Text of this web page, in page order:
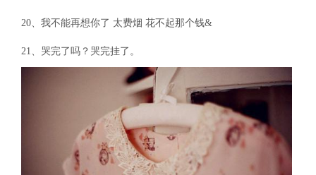
20、我不能再想你了 太费烟 花不起那个钱&
21、哭完了吗？哭完挂了。